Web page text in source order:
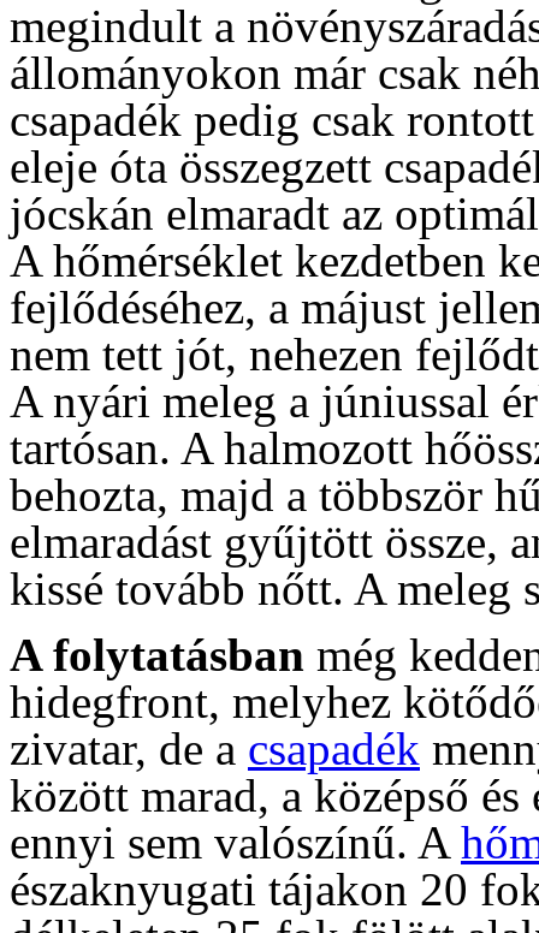
megindult a
állományokon már csak
csapadék pedig csak
eleje óta összegzett
jócskán elmaradt az
A hőmérséklet kezdetben
fejlődéséhez, a májust
nem tett jót, nehezen
A nyári meleg a júniussal
tartósan. A halmozott
behozta, majd a többször
elmaradást gyűjtött össze,
kissé tovább nőtt. A meleg
A folytatásban még
hidegfront, melyhez
zivatar, de a csapadék
között marad, a középső
ennyi sem valószínű. A
északnyugati tájakon 20